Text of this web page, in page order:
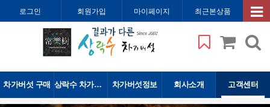
로그인 회원가입 마이페이지 최근본상품
차가버섯 구매 상락수 차가버섯 차가버섯정보 회사소개 고객센터